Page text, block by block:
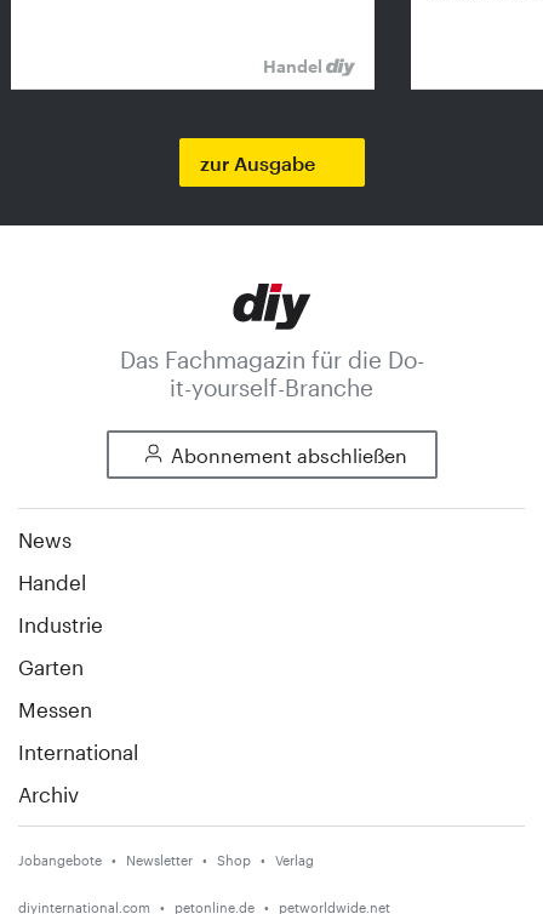
Handel
zur Ausgabe
Das Fachmagazin für die Do-
it-yourself-Branche
Abonnement abschließen
News
Handel
Industrie
Garten
Messen
International
Archiv
Jobangebote Newsletter Shop Verlag
diyinternational.com petonline.de petworldwide.net